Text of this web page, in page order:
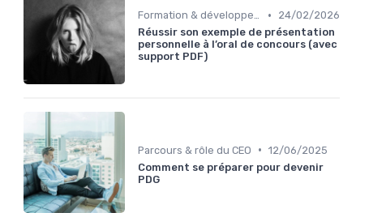
Formation & développement du leadership •
24/02/2026
Réussir son exemple de présentation
personnelle à l’oral de concours (avec
support PDF)
Parcours & rôle du CEO • 12/06/2025
Comment se préparer pour devenir
PDG